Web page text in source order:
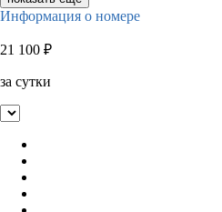
Информация о номере
21 100 ₽
за сутки